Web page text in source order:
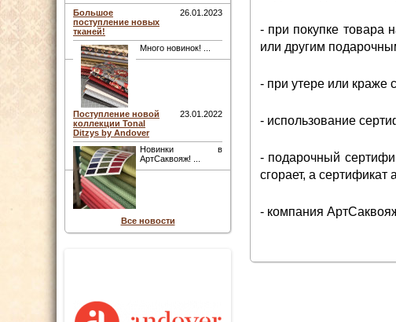
Большое
поступление новых
тканей!
26.01.2023
Много новинок! ...
Поступление новой
коллекции Tonal
Ditzys by Andover
23.01.2022
Новинки в
АртСаквояж! ...
Все новости
- при покупке товара
или другим
- при утере или краже
- использование
- подарочный
сгорает, а сертификат
- компания